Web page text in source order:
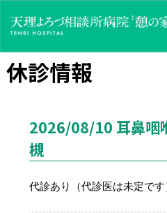
休診情報
2026/08/10 耳鼻咽
槻
代診あり（代診医は未定です